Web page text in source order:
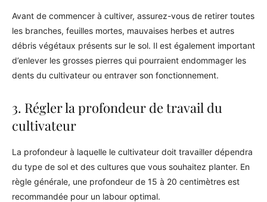
Avant de commencer à cultiver, assurez-vous de retirer toutes
les branches, feuilles mortes, mauvaises herbes et autres
débris végétaux présents sur le sol. Il est également important
d’enlever les grosses pierres qui pourraient endommager les
dents du cultivateur ou entraver son fonctionnement.
3. Régler la profondeur de travail du
cultivateur
La profondeur à laquelle le cultivateur doit travailler dépendra
du type de sol et des cultures que vous souhaitez planter. En
règle générale, une profondeur de 15 à 20 centimètres est
recommandée pour un labour optimal.